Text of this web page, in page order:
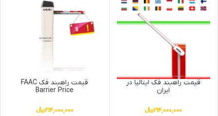
قیمت راهبند فک ایتالیا در
ایران
194,000,000﷼
قیمت راهبند فک FAAC
Barrier Price
214,000,000﷼